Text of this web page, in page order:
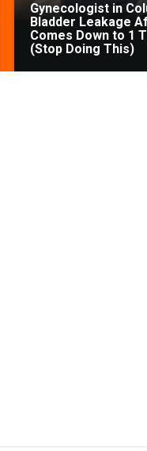
Gynecologist in
Bladder Leakage
Comes Down to 1
(Stop Doing This)